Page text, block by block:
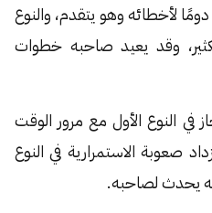
لأخطائه وهو يتقدم، والنوع
وقد يعيد صاحبه خطوات
في النوع الأول مع مرور الوقت
صعوبة الاستمرارية في النوع
يحدث لصاحبه.